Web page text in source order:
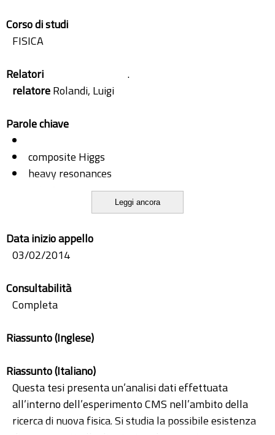
Corso di studi
FISICA
Relatori
.
relatoreRolandi, Luigi
Parole chiave
composite Higgs
heavy resonances
Leggi ancora
Data inizio appello
03/02/2014
Consultabilità
Completa
Riassunto (Inglese)
Riassunto (Italiano)
Questa tesi presenta un’analisi dati effettuata
all’interno dell’esperimento CMS nell’ambito della
ricerca di nuova fisica. Si studia la possibile esistenza